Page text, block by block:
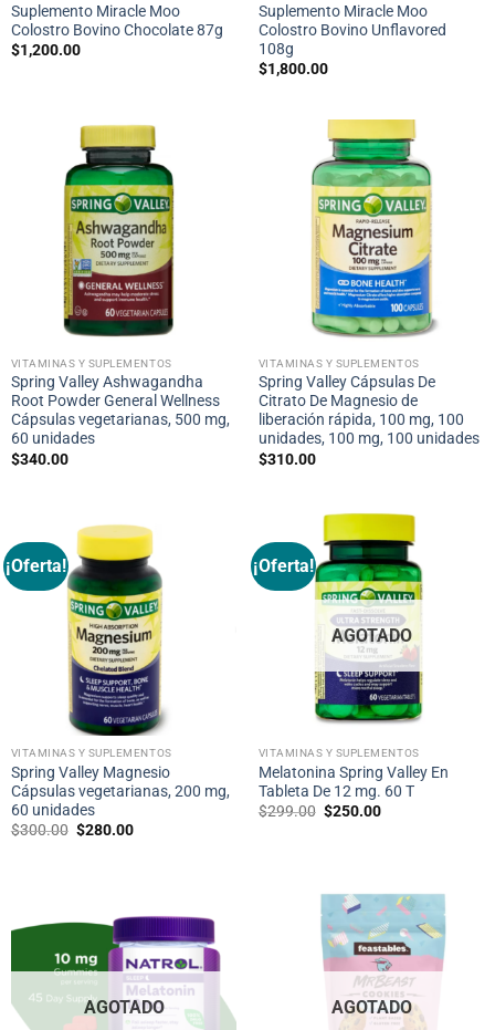
Suplemento Miracle Moo
Colostro Bovino Chocolate 87g
$1,200.00
Suplemento Miracle Moo
Colostro Bovino Unflavored
108g
$1,800.00
VITAMINAS Y SUPLEMENTOS
Spring Valley Ashwagandha
Root Powder General Wellness
Cápsulas vegetarianas, 500 mg,
60 unidades
$340.00
VITAMINAS Y SUPLEMENTOS
Spring Valley Cápsulas De
Citrato De Magnesio de
liberación rápida, 100 mg, 100
unidades, 100 mg, 100 unidades
$310.00
¡Oferta!
VITAMINAS Y SUPLEMENTOS
Spring Valley Magnesio
Cápsulas vegetarianas, 200 mg,
60 unidades
$300.00 Original
$280.00Current
¡Oferta!
AGOTADO
VITAMINAS Y SUPLEMENTOS
Melatonina Spring Valley En
Tableta De 12 mg. 60 T
$299.00 Original
$250.00Current
AGOTADO AGOTADO